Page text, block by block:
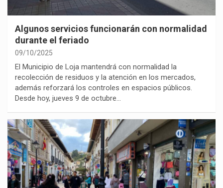
Algunos servicios funcionarán con normalidad
durante el feriado
09/10/2025
El Municipio de Loja mantendrá con normalidad la
recolección de residuos y la atención en los mercados,
además reforzará los controles en espacios públicos.
Desde hoy, jueves 9 de octubre…